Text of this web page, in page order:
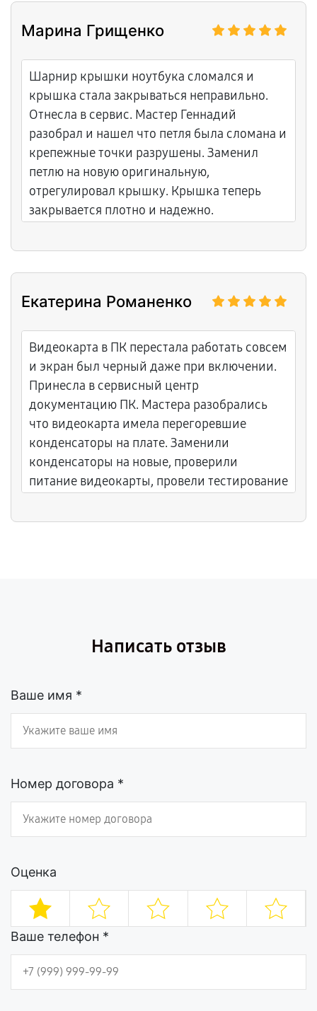
Марина Грищенко
Шарнир крышки ноутбука сломался и
крышка стала закрываться неправильно.
Отнесла в сервис. Мастер Геннадий
разобрал и нашел что петля была сломана и
крепежные точки разрушены. Заменил
петлю на новую оригинальную,
отрегулировал крышку. Крышка теперь
закрывается плотно и надежно.
Екатерина Романенко
Видеокарта в ПК перестала работать совсем
и экран был черный даже при включении.
Принесла в сервисный центр
документацию ПК. Мастера разобрались
что видеокарта имела перегоревшие
конденсаторы на плате. Заменили
конденсаторы на новые, проверили
питание видеокарты, провели тестирование
и выводит сигнал на монитор. Мастера
Написать отзыв
Ваше имя *
Номер договора *
Оценка
Ваше телефон *